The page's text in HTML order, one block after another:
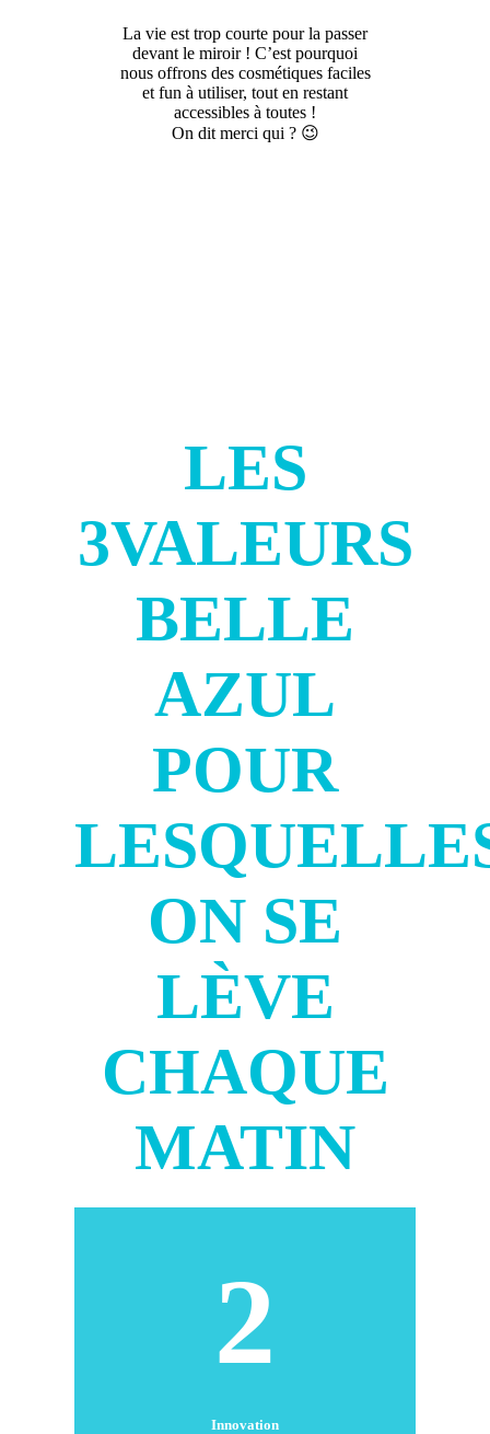
La vie est trop courte pour la passer
devant le miroir ! C’est pourquoi
nous offrons des cosmétiques faciles
et fun à utiliser, tout en restant
accessibles à toutes !
On dit merci qui ? 😉
LES
3VALEURS
BELLE
AZUL
POUR
ON SE
LÈVE
CHAQUE
MATIN
2
Innovation